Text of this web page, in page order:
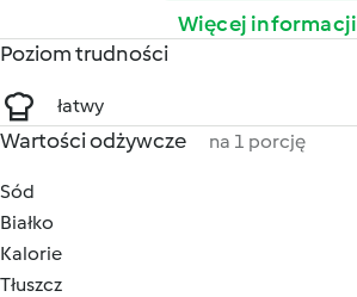
Więcej informacji
Poziom trudności
łatwy
Wartości odżywcze na 1 porcję
Sód
Białko
Kalorie
Tłuszcz